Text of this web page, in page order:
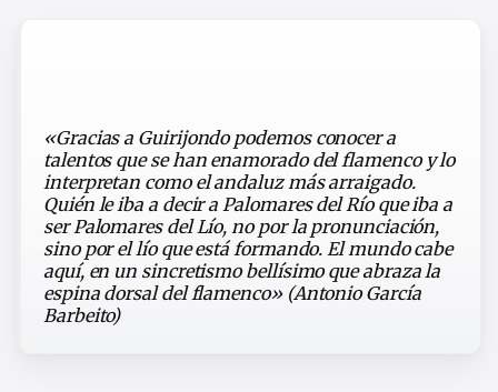
«Gracias a Guirijondo podemos conocer a
talentos que se han enamorado del flamenco y lo
interpretan como el andaluz más arraigado.
Quién le iba a decir a Palomares del Río que iba a
ser Palomares del Lío, no por la pronunciación,
sino por el lío que está formando. El mundo cabe
aquí, en un sincretismo bellísimo que abraza la
espina dorsal del flamenco» (Antonio García
Barbeito)